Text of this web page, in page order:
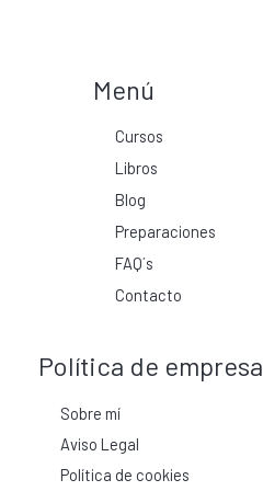
Menú
Cursos
Libros
Blog
Preparaciones
FAQ´s
Contacto
Política de empresa
Sobre mí
Aviso Legal
Política de cookies